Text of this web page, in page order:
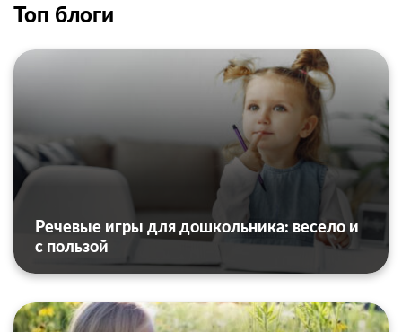
Топ блоги
Речевые игры для дошкольника: весело и
с пользой